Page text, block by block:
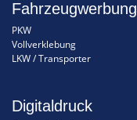
Fahrzeugwerbung
PKW
Vollverklebung
LKW / Transporter
Digitaldruck